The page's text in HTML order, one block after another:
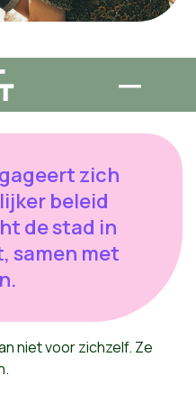
zich
beleid
de stad in
samen met
niet voor zichzelf. Ze